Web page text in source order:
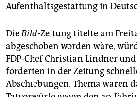
Aufenthaltsgestattung in
DieBild-Zeitung titelte am
abgeschoben worden wäre,
FDP-Chef Christian Lindner
forderten in der Zeitung
Abschiebungen. Thema waren